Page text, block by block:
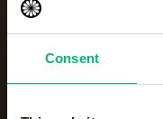
Consent
trainingen.”